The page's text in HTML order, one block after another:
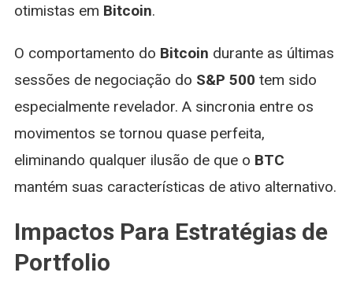
otimistas em Bitcoin.
O comportamento do Bitcoin durante as últimas
sessões de negociação do S&P 500 tem sido
especialmente revelador. A sincronia entre os
movimentos se tornou quase perfeita,
eliminando qualquer ilusão de que o BTC
mantém suas características de ativo alternativo.
Impactos Para Estratégias de
Portfolio